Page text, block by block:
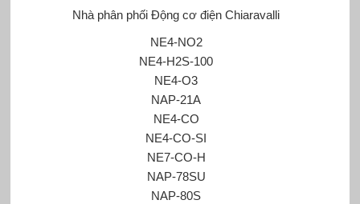
Nhà phân phối Động cơ điện Chiaravalli
NE4-NO2
NE4-H2S-100
NE4-O3
NAP-21A
NE4-CO
NE4-CO-SI
NE7-CO-H
NAP-78SU
NAP-80S